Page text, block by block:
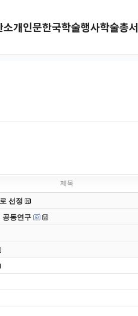
소개인문한국학술행사학술총서
제목
선정
공동연구